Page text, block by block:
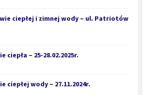
ciepłej i zimnej wody – ul. Patriotów
ciepła – 25-28.02.2025r.
ciepłej wody – 27.11.2024r.